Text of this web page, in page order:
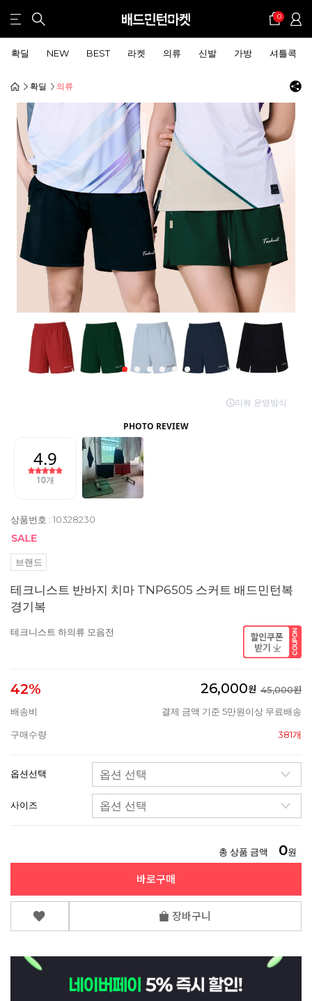
0
확딜 NEW BEST 라켓 의류 신발 가방 셔틀콕
확딜 의류
상품번호 : 10328230
브랜드
테크니스트 반바지 치마 TNP6505 스커트 배드민턴복
경기복
테크니스트 하의류 모음전
42% 26,000원 45,000원
배송비
결제 금액 기준 5만원이상 무료배송
구매수량 381개
옵션선택
사이즈
총 상품 금액 0원
바로구매
장바구니